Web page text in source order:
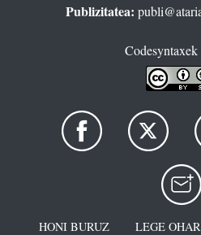
Publizitatea:
Codesyntaxek
HONI BURUZ LEGE